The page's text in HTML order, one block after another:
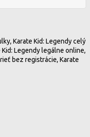
Karate Kid: Legendy celý
Legendy legálne online,
bez registrácie, Karate